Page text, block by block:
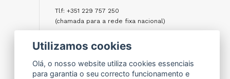
Tlf: +351 229 757 250
(chamada para a rede fixa nacional)
(chamada para a rede móvel nacional)
Email: encomendas@formifri.com
Utilizamos cookies
Olá, o nosso website utiliza cookies essenciais
para garantia o seu correcto funcionamento e